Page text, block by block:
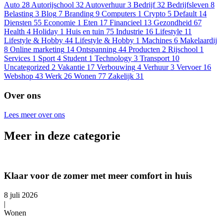
Auto 28 Autorijschool 32 Autoverhuur 3 Bedrijf 32 Bedrijfsleven 8
Belasting 3 Blog 7 Branding 9 Computers 1 Crypto 5 Default 14
Diensten 55 Economie 1 Eten 17 Financieel 13 Gezondheid 67
Health 4 Holiday 1 Huis en tuin 75 Industrie 16 Lifestyle 11
Lifestyle & Hobby 44 Lifestyle & Hobby 1 Machines 6 Makelaardij
8 Online marketing 14 Ontspanning 44 Producten 2 Rijschool 1
Services 1 Sport 4 Student 1 Technology 3 Transport 10
Uncategorized 2 Vakantie 17 Verbouwing 4 Verhuur 3 Vervoer 16
Webshop 43 Werk 26 Wonen 77 Zakelijk 31
Over ons
Lees meer over ons
Meer in deze categorie
Klaar voor de zomer met meer comfort in huis
8 juli 2026
|
Wonen